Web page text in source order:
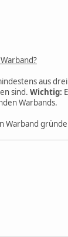
aus
sind. Wichtig:
Warbands.
Warband